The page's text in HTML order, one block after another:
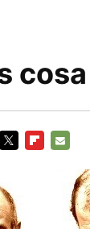
MAIL